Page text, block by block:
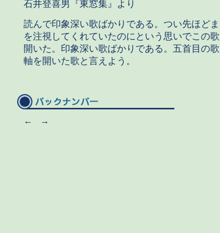
石井登喜男『東窓集』より
読んで印象深い歌ばかりである。つい先ほど
を注視してくれていたのにという思いでこの
開いた。印象深い歌ばかりである。五首目の
軸を開いた歌と言えよう。
← →